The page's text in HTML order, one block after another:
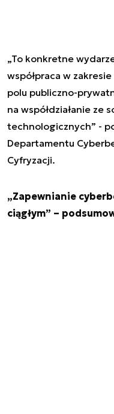
„To konkretne
współpraca w
polu publiczno-
na współdziałanie ze
technologicznych” -
Departamentu
Cyfryzacji.
„Zapewnianie
ciągłym” –